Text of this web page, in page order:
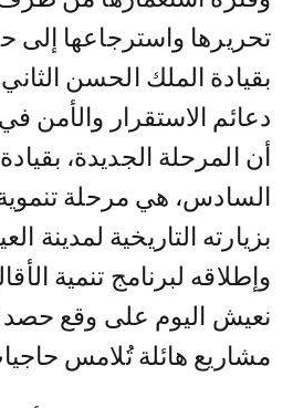
تحريرها واسترجاعها إلى
بقيادة الملك الحسن
دعائم الاستقرار والأمن
أن المرحلة الجديدة،
السادس، هي مرحلة تنموية
وإطلاقه لبرنامج تنمية
نعيش اليوم على وقع حصد
مشاريع هائلة تُلامس